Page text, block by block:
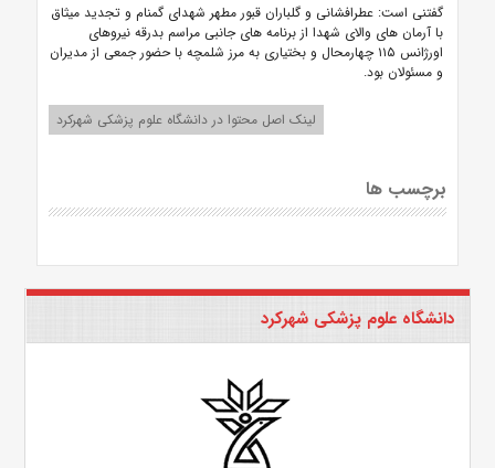
گفتنی است: عطرافشانی و گلباران قبور مطهر شهدای گمنام و تجدید میثاق
با آرمان های والای شهدا از برنامه های جانبی مراسم بدرقه نیروهای
اورژانس ۱۱۵ چهارمحال و بختیاری به مرز شلمچه با حضور جمعی از مدیران
و مسئولان بود.
لینک اصل محتوا در دانشگاه علوم پزشکی شهرکرد
برچسب ها
دانشگاه علوم پزشکی شهرکرد